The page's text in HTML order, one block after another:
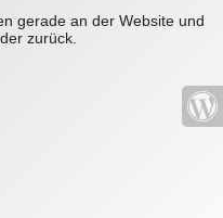
gerade an der Website und
zurück.